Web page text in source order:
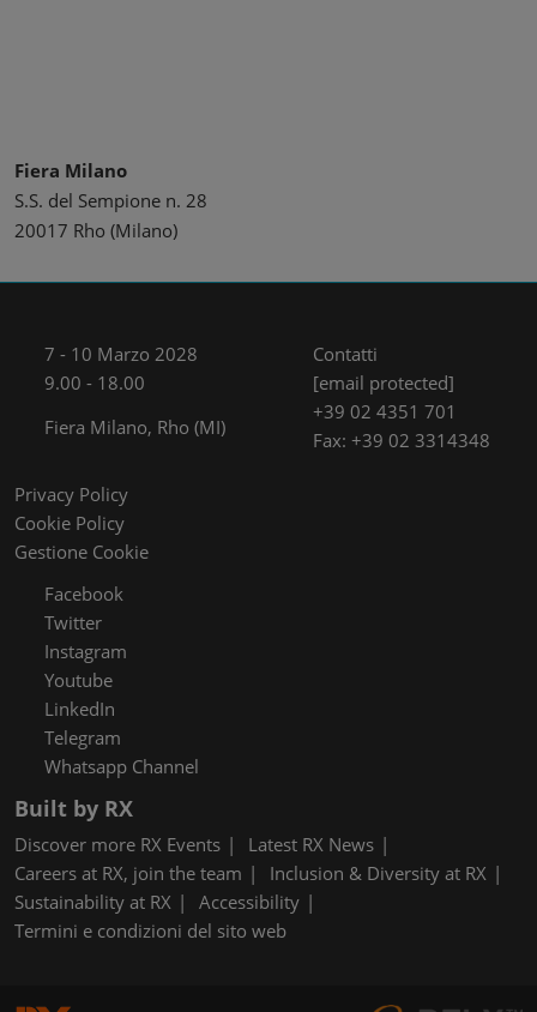
Fiera Milano
S.S. del Sempione n. 28
20017 Rho (Milano)
7 - 10 Marzo 2028
9.00 - 18.00
Fiera Milano, Rho (MI)
Contatti
[email protected]
+39 02 4351 701
Fax: +39 02 3314348
Privacy Policy
Cookie Policy
Gestione Cookie
Facebook
Twitter
Instagram
Youtube
LinkedIn
Telegram
Whatsapp Channel
Built by RX
Discover more RX Events
Latest RX News
Careers at RX, join the team
Inclusion & Diversity at RX
Sustainability at RX
Accessibility
Termini e condizioni del sito web